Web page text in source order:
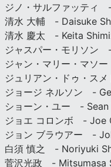
ジノ・サルファッティ
清水 大輔 - Daisuke
清水 慶太 - Keita
ジャスパー・モリソン
ジャン・マリー・マソ
ジュリアン・ドゥ・ス
ジョージ ネルソン -
ショーン・ユー - Sean
ジョエ コロンボ - Joe
ジョン ブラウアー -
白須 慎之 - Noriyuki
菅沢光政 - Mitsumasa